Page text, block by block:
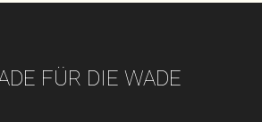
FÜR DIE WADE